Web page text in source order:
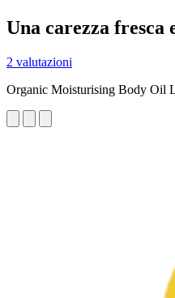
Una carezza
2 valutazioni
Organic Moisturising Body Oil